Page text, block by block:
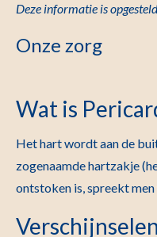
Deze informatie is
Onze zorg
Wat is
Het hart wordt aan de
zogenaamde hartzakje
ontstoken is, spreekt
Verschijnselen